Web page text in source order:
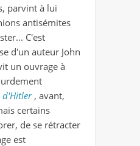
parvint à lui
antisémites
C'est
d'un auteur John
un ouvrage à
d'Hitler , avant,
certains
de se rétracter
est